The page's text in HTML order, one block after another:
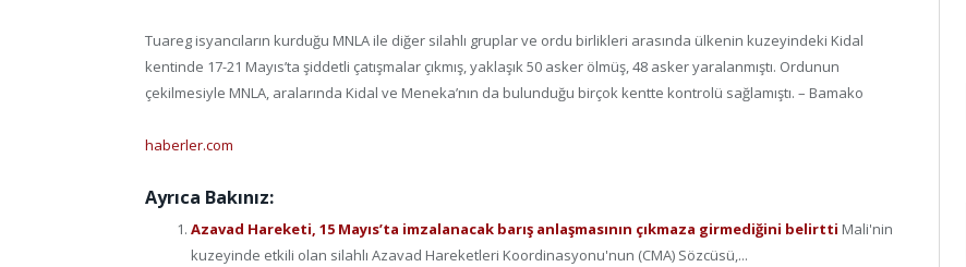
Tuareg isyancıların kurduğu MNLA ile diğer silahlı gruplar ve ordu birlikleri arasında ülkenin kuzeyindeki Kidal
kentinde 17-21 Mayıs’ta şiddetli çatışmalar çıkmış, yaklaşık 50 asker ölmüş, 48 asker yaralanmıştı. Ordunun
çekilmesiyle MNLA, aralarında Kidal ve Meneka’nın da bulunduğu birçok kentte kontrolü sağlamıştı. – Bamako
haberler.com
Ayrıca Bakınız:
Azavad Hareketi, 15 Mayıs’ta imzalanacak barış anlaşmasının çıkmaza girmediğini belirtti Mali'nin
kuzeyinde etkili olan silahlı Azavad Hareketleri Koordinasyonu'nun (CMA) Sözcüsü,...